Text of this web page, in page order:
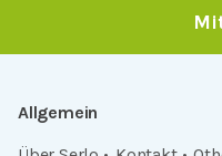
Allgemein